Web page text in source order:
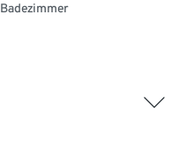
Badezimmer